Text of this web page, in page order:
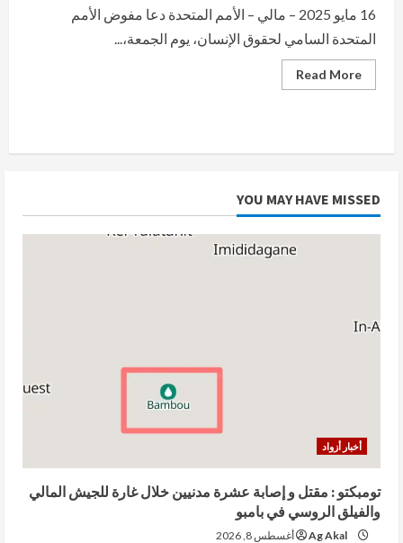
16 مايو 2025 – مالي – الأمم المتحدة دعا مفوض الأمم
المتحدة السامي لحقوق الإنسان، يوم الجمعة،...
Read More
more
الأحزاب
السياسية
ضلوع
الجيش
المالي
YOU MAY HAVE MISSED
أخبار أزواد
تومبكتو : مقتل و إصابة عشرة مدنيين خلال غارة للجيش المالي
والفيلق الروسي في بامبو
Ag Akal أغسطس 8, 2026